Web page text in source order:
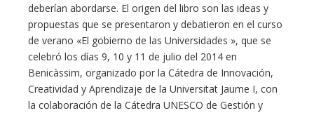
deberían abordarse. El origen del libro son las ideas y
propuestas que se presentaron y debatieron en el curso
de verano «El gobierno de las Universidades », que se
celebró los días 9, 10 y 11 de julio del 2014 en
Benicàssim, organizado por la Cátedra de Innovación,
Creatividad y Aprendizaje de la Universitat Jaume I, con
la colaboración de la Cátedra UNESCO de Gestión y